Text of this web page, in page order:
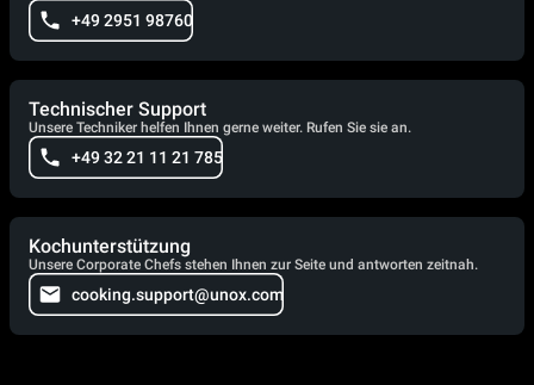
+49 2951 98760
Technischer Support
Unsere Techniker helfen Ihnen gerne weiter. Rufen Sie sie an.
+49 32 21 11 21 785
Kochunterstützung
Unsere Corporate Chefs stehen Ihnen zur Seite und antworten zeitnah.
cooking.support@unox.com